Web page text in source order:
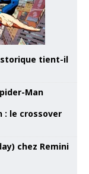
tient-il
: le crossover